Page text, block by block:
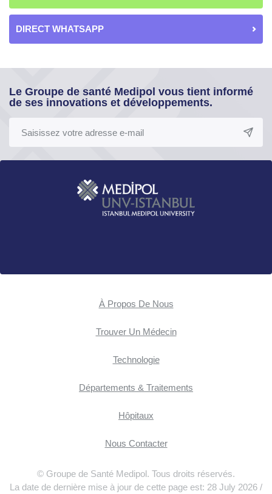
DIRECT WHATSAPP
Le Groupe de santé Medipol vous tient informé
de ses innovations et développements.
À Propos De Nous
Trouver Un Médecin
Technologie
Départements & Traitements
Hôpitaux
Nous Contacter
© Groupe de Santé Medipol. Tous droits réservés.
La date de dernière mise à jour de cette page est: 28 July 2026 /